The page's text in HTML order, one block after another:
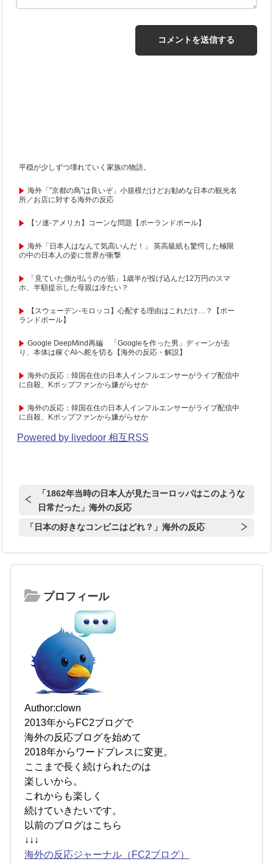
平穏が少しずつ壊れていく家族の物語。
海外「”京都の鳥”は良いぞ」小規模だけどお勧めな日本の観光名
所／お店に対する海外の反応
【ソ連-アメリカ】コーンな問題【ポーランドボール】
海外「日本人はなんて気高いんだ！」 英高級紙も驚愕した極限
の中の日本人の姿に世界が衝撃
「見ていた側が払うのが筋」1歳半が投げ込んだ12万円のスマ
ホ、半額提示した母親は冷たい？
【スウェーデン-モロッコ】心配する理由はこれだけ…？【ポー
ランドボール】
Google DeepMind再編 「Googleを作った男」ディーンが去
り、本体は稼ぐAIへ舵を切る【海外の反応・解説】
海外の反応：韓国在住の日本人インフルエンサーがライブ配信中
に自殺、Kポップファンから嫌がらせか
海外の反応：韓国在住の日本人インフルエンサーがライブ配信中
に自殺、Kポップファンから嫌がらせか
Powered by livedoor 相互RSS
「1862年当時の日本人が見たヨーロッパはこのような
日常だった」海外の反応
「日本の好きなコンビニはどれ？」海外の反応
プロフィール
Author:clown
2013年からFC2ブログで
海外の反応ブログを始めて
2018年からワードプレスに変更。
ここまで長く続けられたのは
楽しいから。
これからも楽しく
続けていきたいです。
以前のブログはこちら
↓↓↓
海外の反応ジャーナル（FC2ブログ）